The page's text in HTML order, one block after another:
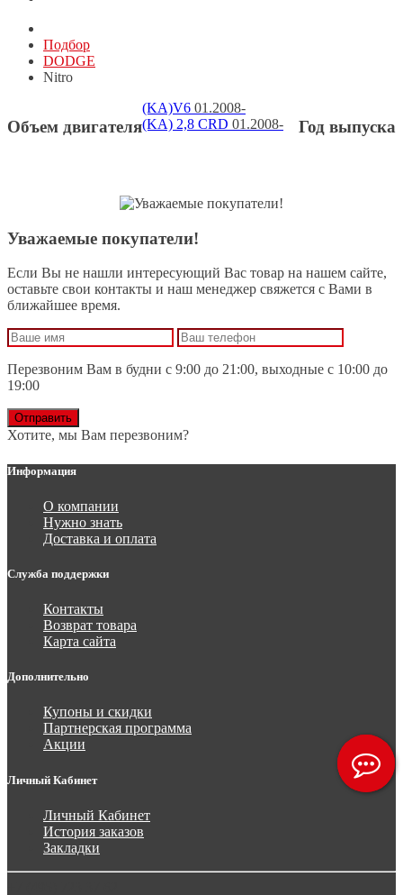
Подбор
DODGE
Nitro
Объем двигателя Год выпуска
(KA)V6 01.2008-
(KA) 2,8 CRD 01.2008-
Уважаемые покупатели!
Если Вы не нашли интересующий Вас товар на нашем сайте,
оставьте свои контакты и наш менеджер свяжется с Вами в
ближайшее время.
Перезвоним Вам в будни с 9:00 до 21:00, выходные с 10:00 до
19:00
Отправить
Хотите, мы Вам перезвоним?
Информация
О компании
Нужно знать
Доставка и оплата
Служба поддержки
Контакты
Возврат товара
Карта сайта
Дополнительно
Купоны и скидки
Партнерская программа
Акции
Личный Кабинет
Личный Кабинет
История заказов
Закладки